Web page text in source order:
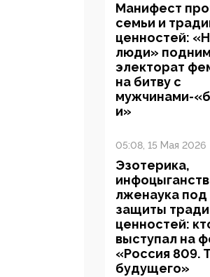
Манифест
семьи и
ценностей:
люди»
электорат
на битву с
мужчинами-
и»
05:08, 15 Мая 2026
Эзотерика,
лженаука
защиты
ценностей:
выступал на
«Россия 809.
будущего»